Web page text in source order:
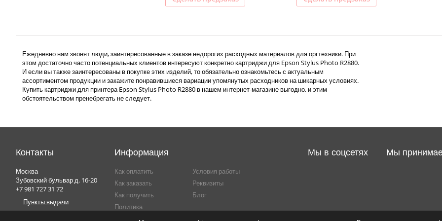
Ежедневно нам звонят люди, заинтересованные в заказе недорогих расходных материалов для оргтехники. При
этом достаточно часто потенциальных клиентов интересуют конкретно картриджи для Epson Stylus Photo R2880.
И если вы также заинтересованы в покупке этих изделий, то обязательно ознакомьтесь с актуальным
ассортиментом продукции и закажите понравившиеся вариации упомянутых расходников на шикарных условиях.
Купить картриджи для принтера Epson Stylus Photo R2880 в нашем интернет-магазине выгодно, и этим
обстоятельством пренебрегать не следует.
Контакты
Москва
Зубовский бульвар д. 16-20
+7 981 727 31 72
Пункты выдачи
Информация
Как оплатить
Как заказать
Как получить
Политика
Условия работы
Реквизиты
Блог
Мы в соцсетях Мы